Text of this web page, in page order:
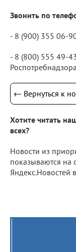
Звонить по
- 8 (900) 355 06-
- 8 (800) 555 49-
← Вернуться к
Хотите читать
всех?
Новости из
показываются на
Яндекс.Новостей